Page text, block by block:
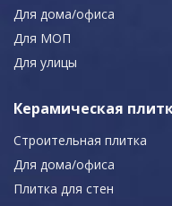
Для дома/офиса
Для МОП
Для улицы
Керамическая
Строительная плитка
Для дома/офиса
Плитка для стен